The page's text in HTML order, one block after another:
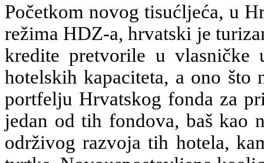
Početkom novog tisućljeća, u
režima HDZ-a, hrvatski je
kredite pretvorile u
hotelskih kapaciteta, a ono
portfelju Hrvatskog fonda za
jedan od tih fondova, baš kao
održivog razvoja tih hotela,